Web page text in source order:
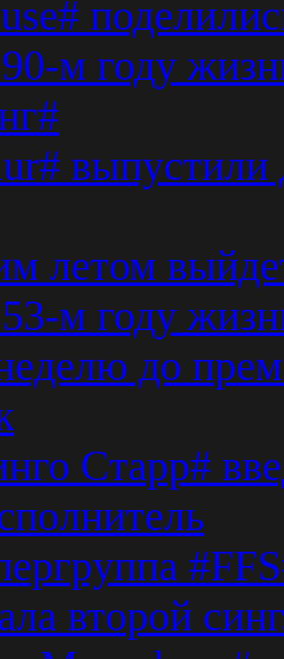
м году
выпустили
летом
м году
до
Старр#
второй